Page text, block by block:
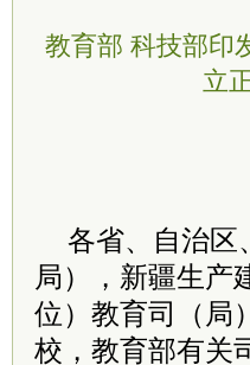
教育部 科技部印
立
各省、自治区
局），新疆生产
位）教育司（局
校，教育部有关